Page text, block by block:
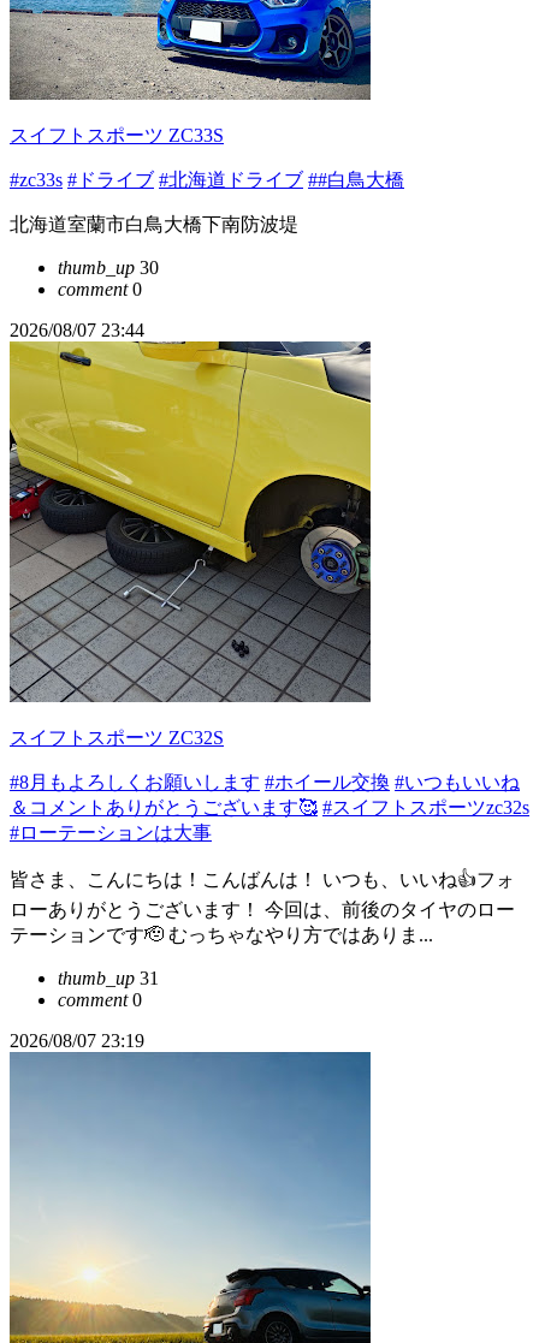
スイフトスポーツ ZC33S
#zc33s #ドライブ #北海道ドライブ ##白鳥大橋
北海道室蘭市白鳥大橋下南防波堤
thumb_up 30
comment0
2026/08/07 23:44
スイフトスポーツ ZC32S
#8月もよろしくお願いします #ホイール交換 #いつもいいね
＆コメントありがとうございます🥰 #スイフトスポーツzc32s
#ローテーションは大事
皆さま、こんにちは！こんばんは！ いつも、いいね👍️フォ
ローありがとうございます！ 今回は、前後のタイヤのロー
テーションです🫡 むっちゃなやり方ではありま...
thumb_up 31
comment0
2026/08/07 23:19